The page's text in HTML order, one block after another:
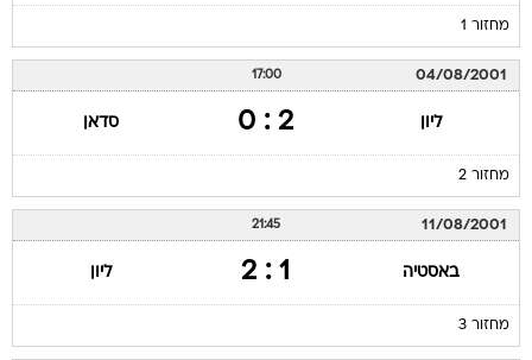
מחזור 1
04/08/2001
17:00
ליון 2 : 0 סדאן
מחזור 2
11/08/2001
21:45
באסטיה 1 : 2 ליון
מחזור 3